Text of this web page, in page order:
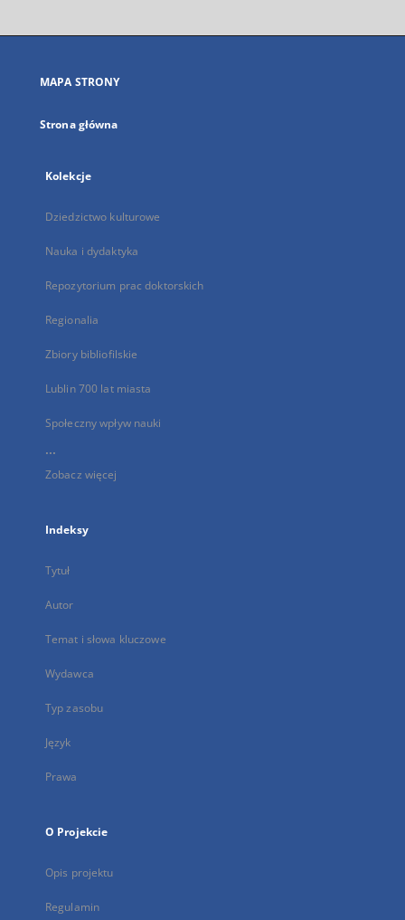
się
karcie
MAPA STRONY
Strona główna
Kolekcje
Dziedzictwo kulturowe
Nauka i dydaktyka
Repozytorium prac doktorskich
Regionalia
Zbiory bibliofilskie
Lublin 700 lat miasta
Społeczny wpływ nauki
...
Zobacz więcej
Indeksy
Tytuł
Autor
Temat i słowa kluczowe
Wydawca
Typ zasobu
Język
Prawa
O Projekcie
Opis projektu
Regulamin